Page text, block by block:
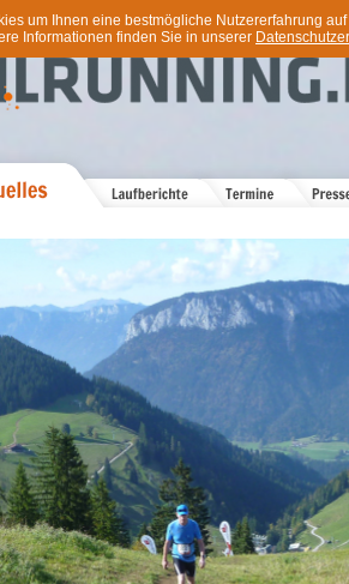
um Ihnen eine bestmögliche Nutzererfahrung
Informationen finden Sie in unserer